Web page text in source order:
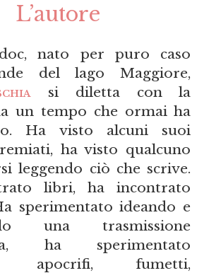
L’autore
nato per puro caso
del lago Maggiore,
si diletta con la
un tempo che ormai ha
Ha visto alcuni suoi
ha visto qualcuno
leggendo ciò che scrive.
libri, ha incontrato
sperimentato ideando e
una trasmissione
ha sperimentato
apocrifi, fumetti,